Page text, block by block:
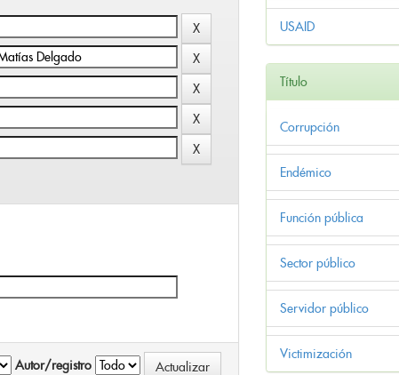
Autor/registro
USAID
Título
Corrupción
Endémico
Función pública
Sector público
Servidor público
Victimización